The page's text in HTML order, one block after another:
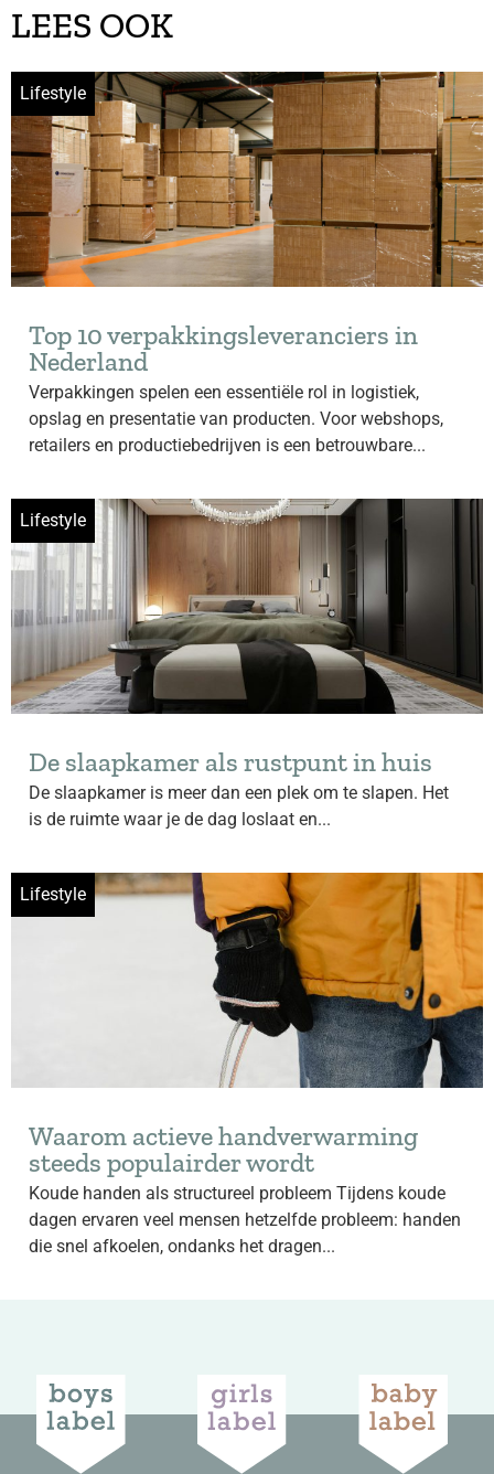
LEES OOK
Lifestyle
Top 10 verpakkingsleveranciers in
Nederland
Verpakkingen spelen een essentiële rol in logistiek,
opslag en presentatie van producten. Voor webshops,
retailers en productiebedrijven is een betrouwbare...
Lifestyle
De slaapkamer als rustpunt in huis
De slaapkamer is meer dan een plek om te slapen. Het
is de ruimte waar je de dag loslaat en...
Lifestyle
Waarom actieve handverwarming
steeds populairder wordt
Koude handen als structureel probleem Tijdens koude
dagen ervaren veel mensen hetzelfde probleem: handen
die snel afkoelen, ondanks het dragen...